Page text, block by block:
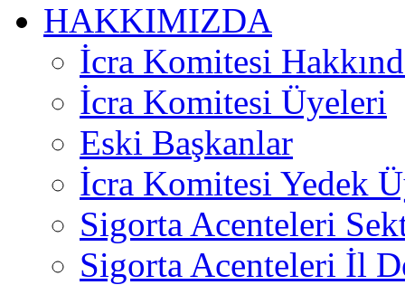
HAKKIMIZDA
İcra Komitesi
İcra Komitesi Üyeleri
Eski Başkanlar
İcra Komitesi Yedek
Sigorta Acenteleri
Sigorta Acenteleri İl